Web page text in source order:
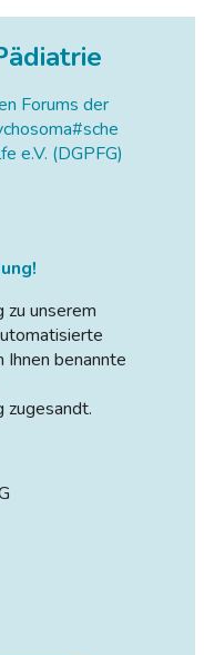
Forums der
e.V. (DGPFG)
zu unserem
Ihnen benannte
zugesandt.